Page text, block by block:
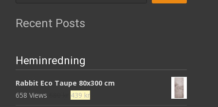
Recent Posts
Heminredning
Rabbit Eco Taupe 80x300 cm
658 Views
Det
439 krDet